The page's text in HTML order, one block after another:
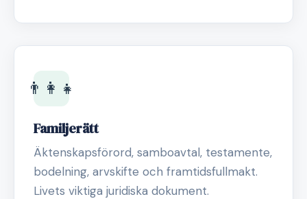
👨‍👩‍👧
Familjerätt
Äktenskapsförord, samboavtal, testamente,
bodelning, arvskifte och framtidsfullmakt.
Livets viktiga juridiska dokument.